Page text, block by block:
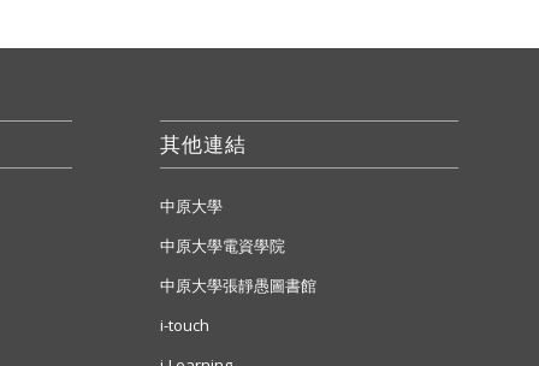
其他連結
中原大學
中原大學電資學院
中原大學張靜愚圖書館
i-touch